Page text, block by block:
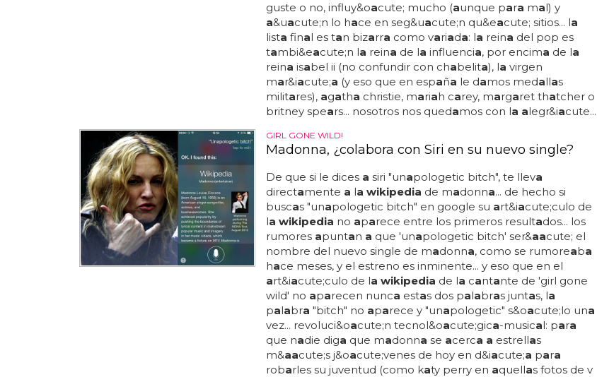
guste o no, influy&oacute; mucho (aunque para mal) y
a&uacute;n lo hace en seg&uacute;n qu&eacute; sitios... la
lista final es tan bizarra como variada: la reina del pop es
tambi&eacute;n la reina de la influencia, por encima de la
reina isabel ii (no confundir con chabelita), la virgen
mar&iacute;a (y eso que en españa le damos medallas
militares), agatha christie, mariah carey, margaret thatcher o
britney spears... nosotros nos quedamos con la alegr&iacute...
GIRL GONE WILD!
Madonna, ¿colabora con Siri en su nuevo single?
De que si le dices a siri "unapologetic bitch", te lleva
directamente a la wikipedia de madonna... de hecho si
buscas "unapologetic bitch" en google su art&iacute;culo de
la wikipedia no aparece entre los primeros resultados... los
rumores apuntan a que 'unapologetic bitch' ser&aacute; el
nombre del nuevo single de madonna, como se rumoreaba
hace meses, y el estreno es inminente... y eso que en el
art&iacute;culo de la wikipedia de la cantante de 'girl gone
wild' no aparecen nunca estas dos palabras juntas, la
palabra "bitch" no aparece y "unapologetic" s&oacute;lo una
vez... revoluci&oacute;n tecnol&oacute;gica-musical: para
que nadie diga que madonna se acerca a estrellas
m&aacute;s j&oacute;venes de hoy en d&iacute;a para
robarles su juventud (como katy perry en aquellas fotos de v